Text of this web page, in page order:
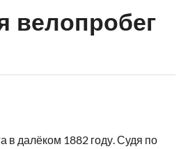
велопробег
в далёком 1882 году. Судя по